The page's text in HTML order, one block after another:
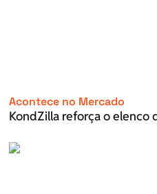
Acontece no Mercado
KondZilla reforça o elenco